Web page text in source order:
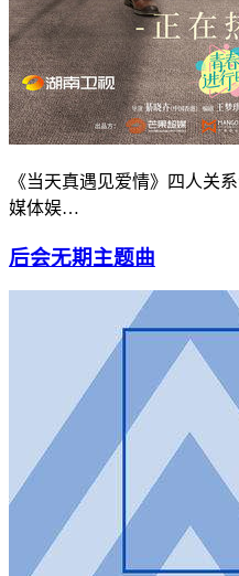
《当天真遇见爱情》四人关
媒体娱…
后会无期主题曲